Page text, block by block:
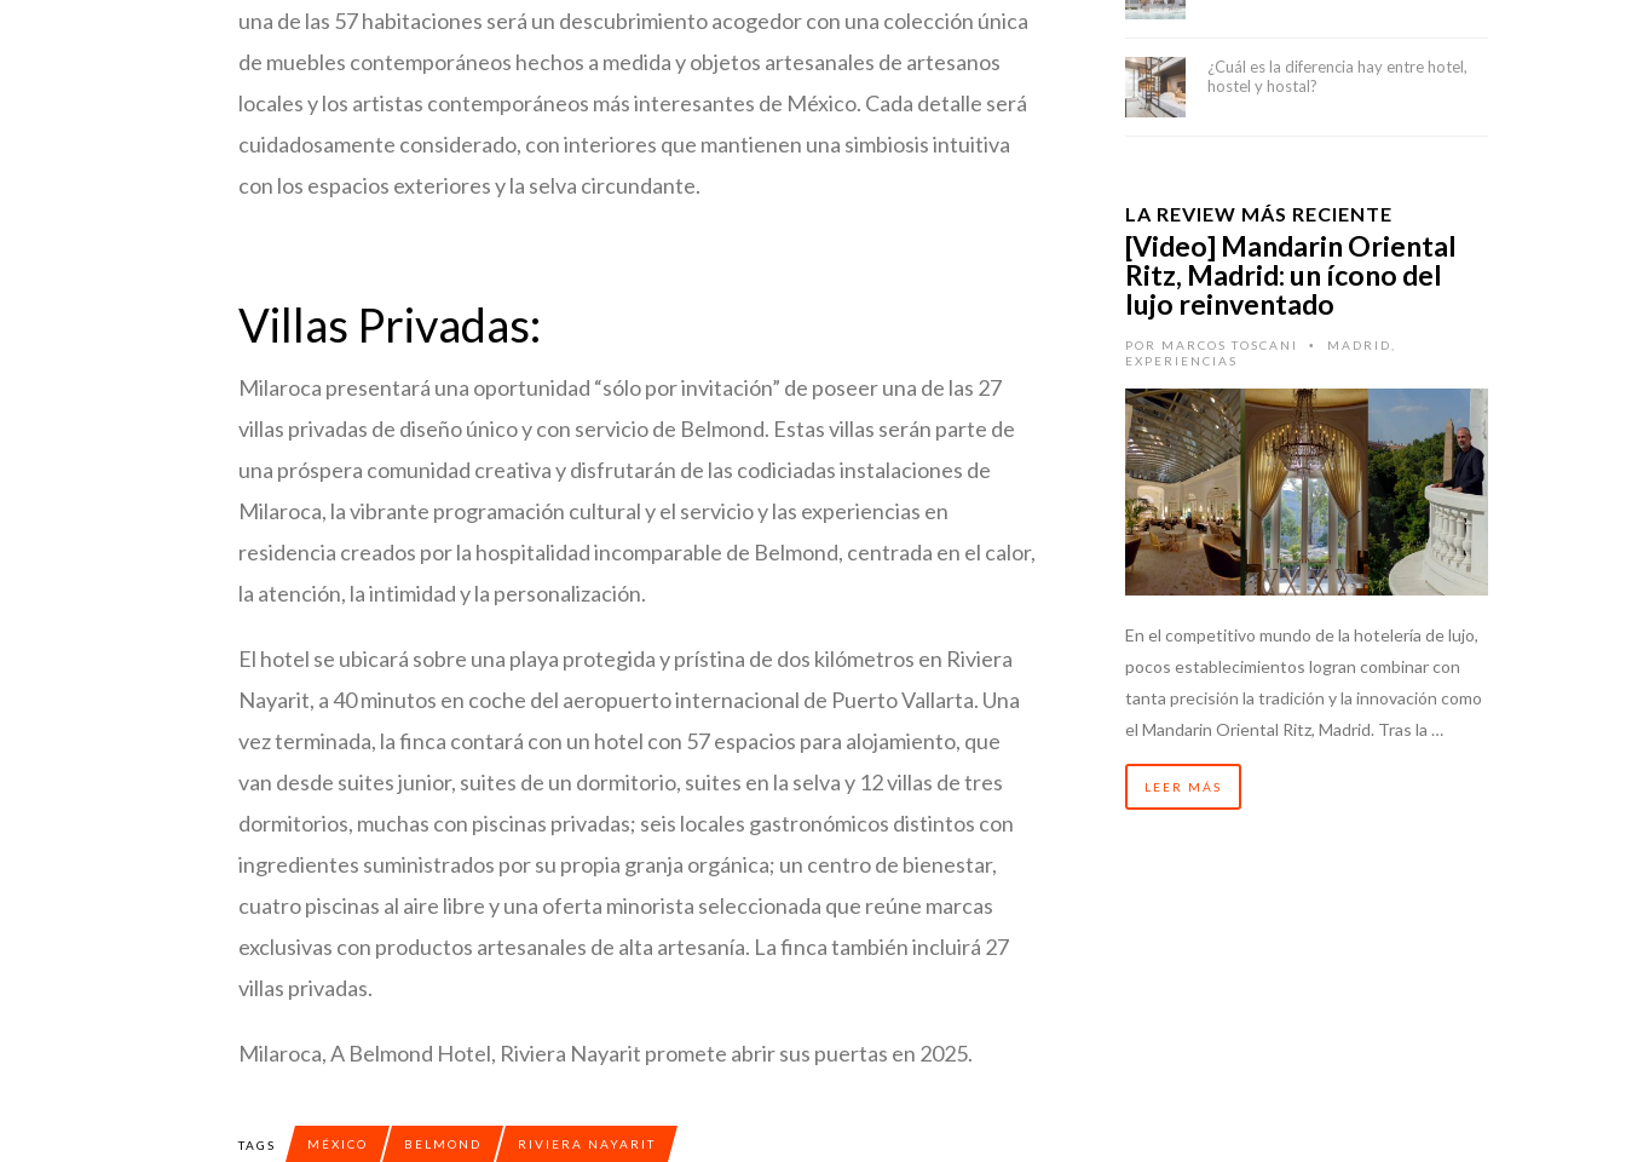
una de las 57 habitaciones será un descubrimiento acogedor con una colección única
de muebles contemporáneos hechos a medida y objetos artesanales de artesanos
locales y los artistas contemporáneos más interesantes de México. Cada detalle será
cuidadosamente considerado, con interiores que mantienen una simbiosis intuitiva
con los espacios exteriores y la selva circundante.
Villas Privadas:
Milaroca presentará una oportunidad “sólo por invitación” de poseer una de las 27
villas privadas de diseño único y con servicio de Belmond. Estas villas serán parte de
una próspera comunidad creativa y disfrutarán de las codiciadas instalaciones de
Milaroca, la vibrante programación cultural y el servicio y las experiencias en
residencia creados por la hospitalidad incomparable de Belmond, centrada en el calor,
la atención, la intimidad y la personalización.
El hotel se ubicará sobre una playa protegida y prístina de dos kilómetros en Riviera
Nayarit, a 40 minutos en coche del aeropuerto internacional de Puerto Vallarta. Una
vez terminada, la finca contará con un hotel con 57 espacios para alojamiento, que
van desde suites junior, suites de un dormitorio, suites en la selva y 12 villas de tres
dormitorios, muchas con piscinas privadas; seis locales gastronómicos distintos con
ingredientes suministrados por su propia granja orgánica; un centro de bienestar,
cuatro piscinas al aire libre y una oferta minorista seleccionada que reúne marcas
exclusivas con productos artesanales de alta artesanía. La finca también incluirá 27
villas privadas.
Milaroca, A Belmond Hotel, Riviera Nayarit promete abrir sus puertas en 2025.
TAGS MÉXICO BELMOND RIVIERA NAYARIT
¿Cuál es la diferencia hay entre hotel,
hostel y hostal?
LA REVIEW MÁS RECIENTE
[Video] Mandarin Oriental
Ritz, Madrid: un ícono del
lujo reinventado
POR MARCOS TOSCANI • MADRID
EXPERIENCIAS
En el competitivo mundo de la hotelería de lujo,
pocos establecimientos logran combinar con
tanta precisión la tradición y la innovación como
el Mandarin Oriental Ritz, Madrid. Tras la …
LEER MÁS